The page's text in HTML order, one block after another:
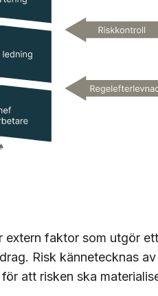
extern faktor som utgör
Risk kännetecknas
att risken ska